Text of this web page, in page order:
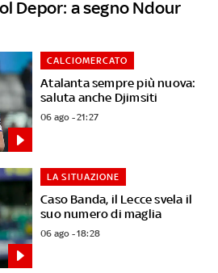
Depor: a segno Ndour
Atalanta sempre più nuova:
saluta anche Djimsiti
CALCIOMERCATO
06 ago - 21:27
Caso Banda, il Lecce svela il
suo numero di maglia
LA SITUAZIONE
06 ago - 18:28